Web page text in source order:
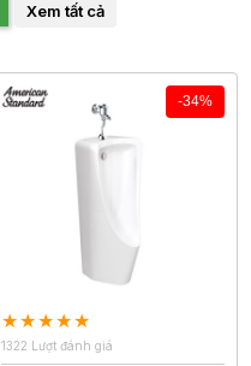
Xem tất cả
-34%
1322 Lượt đánh giá